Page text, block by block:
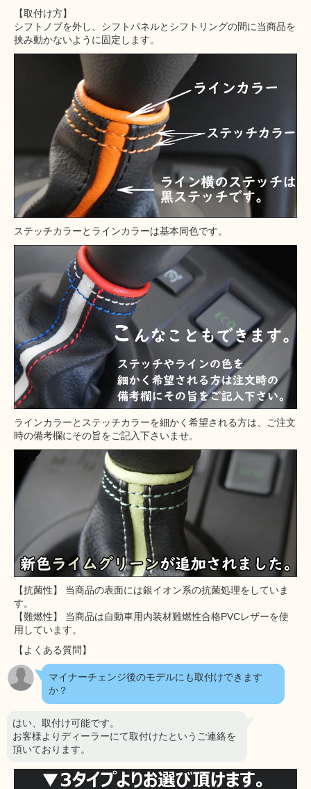
【取付け方】
シフトノブを外し、シフトパネルとシフトリングの間に当商品を
挟み動かないように固定します。
ステッチカラーとラインカラーは基本同色です。
ラインカラーとステッチカラーを細かく希望される方は、ご注文
時の備考欄にその旨をご記入下さいませ。
【抗菌性】 当商品の表面には銀イオン系の抗菌処理をしていま
す。
【難燃性】 当商品は自動車用内装材難燃性合格PVCレザーを使
用しています。
【よくある質問】
マイナーチェンジ後のモデルにも取付けできます
か？
はい、取付け可能です。
お客様よりディーラーにて取付けたというご連絡を
頂いております。